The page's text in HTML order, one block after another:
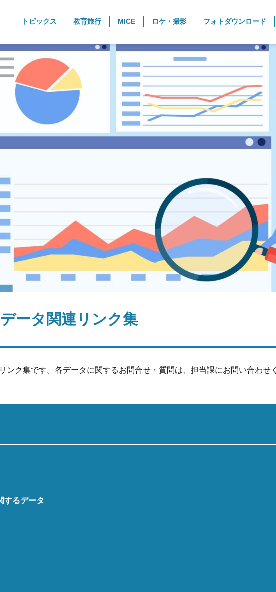
トピックス 教育旅行 MICE ロケ・撮影 フォトダウンロード
ータ関連リンク集
ンク集です。各データに関するお問合せ・質問は、担当課にお問い合わせ
するデータ